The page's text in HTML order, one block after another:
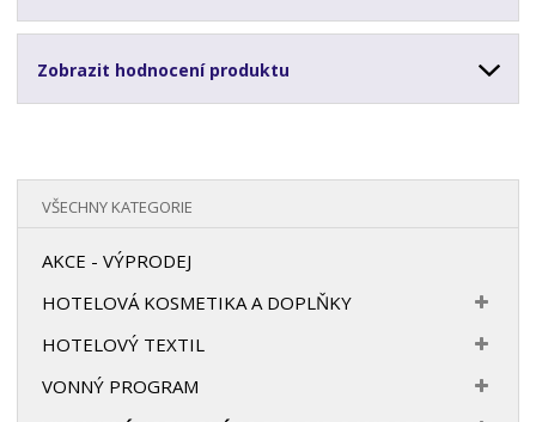
Zobrazit hodnocení produktu
VŠECHNY KATEGORIE
AKCE - VÝPRODEJ
HOTELOVÁ KOSMETIKA A DOPLŇKY
HOTELOVÝ TEXTIL
VONNÝ PROGRAM